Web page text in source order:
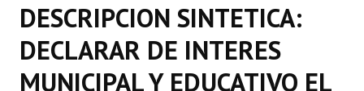
LEGISLACIÓN
Constitución Nacional
DESCRIPCION SINTETICA:
DECLARAR DE INTERES
MUNICIPAL Y EDUCATIVO EL